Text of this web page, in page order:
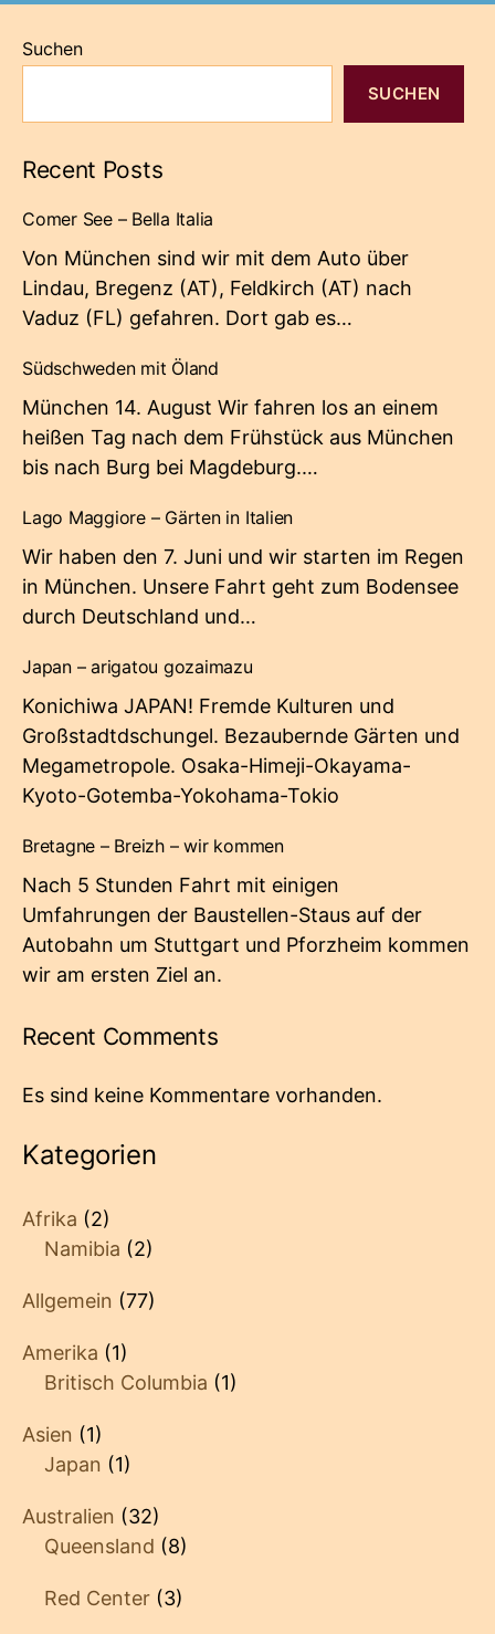
Suchen
SUCHEN
Recent Posts
Comer See – Bella Italia
Von München sind wir mit dem Auto über
Lindau, Bregenz (AT), Feldkirch (AT) nach
Vaduz (FL) gefahren. Dort gab es…
Südschweden mit Öland
München 14. August Wir fahren los an einem
heißen Tag nach dem Frühstück aus München
bis nach Burg bei Magdeburg.…
Lago Maggiore – Gärten in Italien
Wir haben den 7. Juni und wir starten im Regen
in München. Unsere Fahrt geht zum Bodensee
durch Deutschland und…
Japan – arigatou gozaimazu
Konichiwa JAPAN! Fremde Kulturen und
Großstadtdschungel. Bezaubernde Gärten und
Megametropole. Osaka-Himeji-Okayama-
Kyoto-Gotemba-Yokohama-Tokio
Bretagne – Breizh – wir kommen
Nach 5 Stunden Fahrt mit einigen
Umfahrungen der Baustellen-Staus auf der
Autobahn um Stuttgart und Pforzheim kommen
wir am ersten Ziel an.
Recent Comments
Es sind keine Kommentare vorhanden.
Kategorien
Afrika (2)
Namibia (2)
Allgemein (77)
Amerika (1)
Britisch Columbia (1)
Asien (1)
Japan (1)
Australien (32)
Queensland (8)
Red Center (3)